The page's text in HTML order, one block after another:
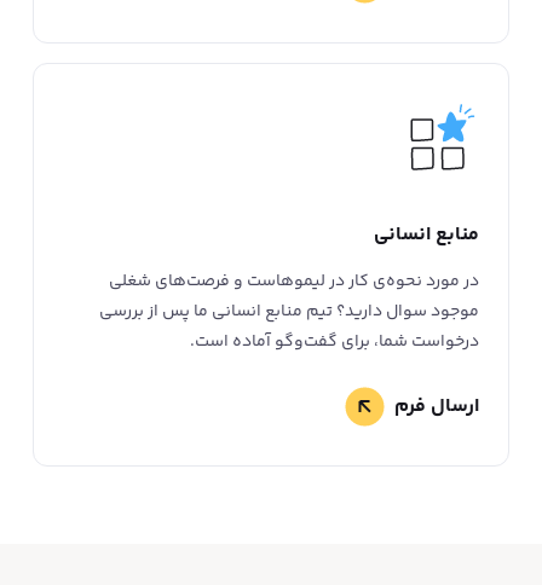
منابع انسانی
در مورد نحوه‌ی کار در لیمو‌هاست و فرصت‌های شغلی
موجود سوال دارید؟ تیم منابع انسانی ما پس از بررسی
درخواست شما، برای گفت‌وگو آماده‌ است.
ارسال فرم